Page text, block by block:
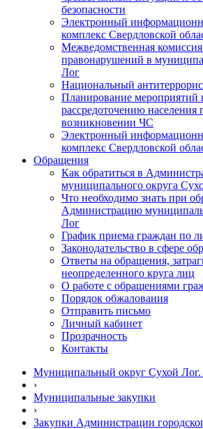
безопасности
Электронный
комплекс Cвердловской
Межведомственная
правонарушений в
Лог
Национальный
Планирование мероприятий
рассредоточению населения
возникновении ЧС
Электронный
комплекс Свердловской
Обращения
Как обратиться в
муниципального округа
Что необходимо знать при
Администрацию
Лог
График приема граждан по
Законодательство в сфере
Ответы на обращения,
неопределенного круга лиц
О работе с обращениями
Порядок обжалования
Отправить письмо
Личный кабинет
Прозрачность
Контакты
Муниципальный округ Сухой
›
Муниципальные закупки
›
Закупки Администрации